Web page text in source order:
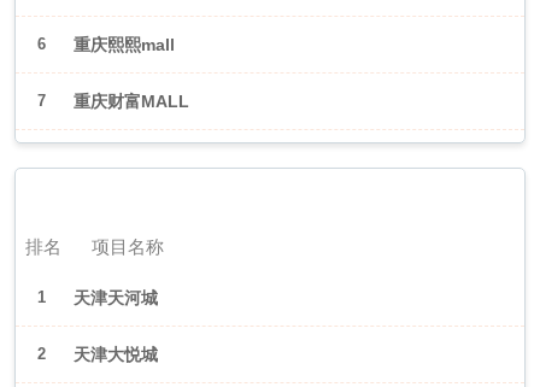
6 重庆熙熙mall
7 重庆财富MALL
排名 项目名称
1 天津天河城
2 天津大悦城